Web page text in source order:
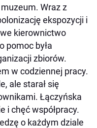
Wraz z
ekspozycji i
kierownictwo
pomoc była
zbiorów.
w codziennej pracy.
ale starał się
Łączyńska
i chęć współpracy.
o każdym dziale